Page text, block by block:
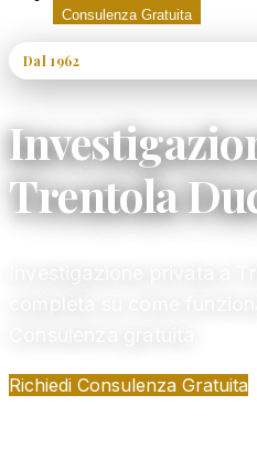
Consulenza Gratuita
Dal 1962
Trentola
Richiedi Consulenza Gratuita